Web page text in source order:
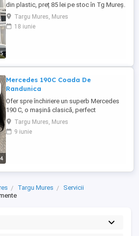
5
din plastic, preț 85 lei pe stoc în Tg Mureș.
Ideal pentru evenimente, botez, nunta , etc
Targu Mures, Mures
18 iunie
4
Mercedes 190C Coada De
Randunica
Ofer spre închiriere un superb Mercedes
190 C, o mașină clasică, perfect
întreținută, care adaugă un plus de
rafinament și eleganță oricărui eveniment.
Este alegerea ideală pentru: Nunți și
Targu Mures, Mures
9 iunie
Targu Mures
Servicii